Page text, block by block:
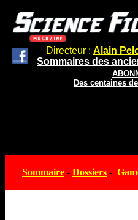
Directeur : Alain
Sommaires des
Des centaines
Sommaire - Dossiers -